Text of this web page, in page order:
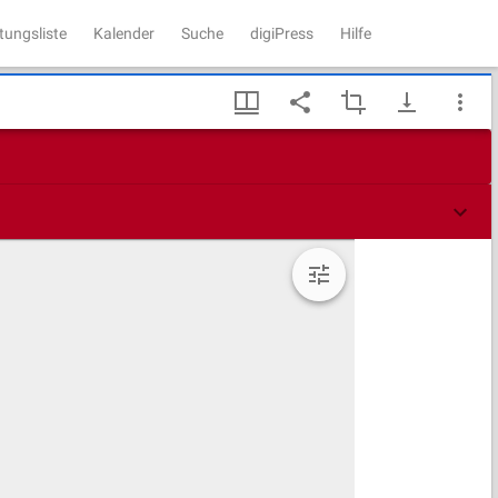
Kalender Suche digiPress Hilfe